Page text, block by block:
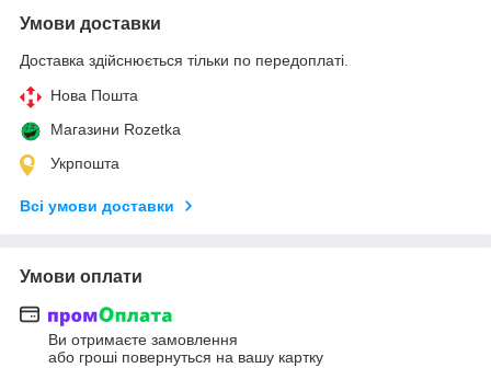
Умови доставки
Доставка здійснюється тільки по передоплаті.
Нова Пошта
Магазини Rozetka
Укрпошта
Всі умови доставки
Умови оплати
Ви отримаєте замовлення
або гроші повернуться на вашу картку